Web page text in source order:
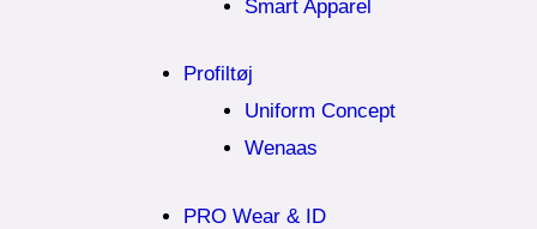
Smart Apparel
Profiltøj
Uniform Concept
Wenaas
PRO Wear & ID